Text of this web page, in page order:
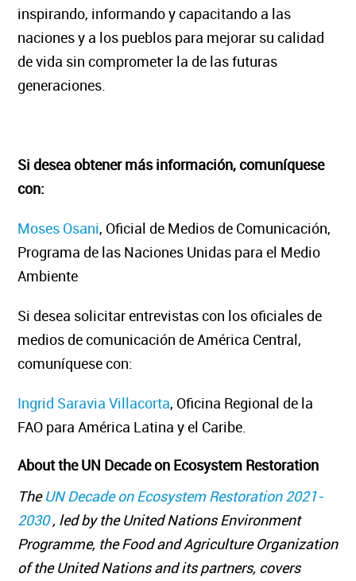
inspirando, informando y capacitando a las
naciones y a los pueblos para mejorar su calidad
de vida sin comprometer la de las futuras
generaciones.
Si desea obtener más información, comuníquese
con:
Moses Osani, Oficial de Medios de Comunicación,
Programa de las Naciones Unidas para el Medio
Ambiente
Si desea solicitar entrevistas con los oficiales de
medios de comunicación de América Central,
comuníquese con:
Ingrid Saravia Villacorta, Oficina Regional de la
FAO para América Latina y el Caribe.
About the UN Decade on Ecosystem Restoration
TheUN Decade on Ecosystem Restoration 2021-
2030, led by the United Nations Environment
Programme, the Food and Agriculture Organization
of the United Nations and its partners, covers